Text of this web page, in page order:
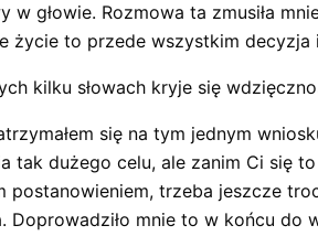
w głowie. Rozmowa ta zmusiła
życie to przede wszystkim decyzja
kilku słowach kryje się
się na tym jednym
tak dużego celu, ale zanim Ci się
postanowieniem, trzeba jeszcze
Doprowadziło mnie to w końcu do